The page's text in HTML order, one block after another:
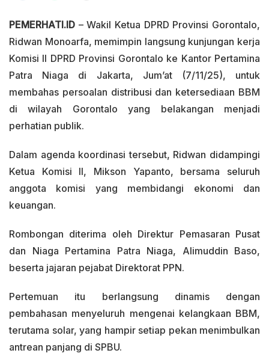
PEMERHATI.ID – Wakil Ketua DPRD Provinsi Gorontalo,
Ridwan Monoarfa, memimpin langsung kunjungan kerja
Komisi II DPRD Provinsi Gorontalo ke Kantor Pertamina
Patra Niaga di Jakarta, Jum’at (7/11/25), untuk
membahas persoalan distribusi dan ketersediaan BBM
di wilayah Gorontalo yang belakangan menjadi
perhatian publik.
Dalam agenda koordinasi tersebut, Ridwan didampingi
Ketua Komisi II, Mikson Yapanto, bersama seluruh
anggota komisi yang membidangi ekonomi dan
keuangan.
Rombongan diterima oleh Direktur Pemasaran Pusat
dan Niaga Pertamina Patra Niaga, Alimuddin Baso,
beserta jajaran pejabat Direktorat PPN.
Pertemuan itu berlangsung dinamis dengan
pembahasan menyeluruh mengenai kelangkaan BBM,
terutama solar, yang hampir setiap pekan menimbulkan
antrean panjang di SPBU.